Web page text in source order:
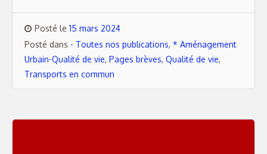
Posté le 15 mars 2024
Posté dans - Toutes nos publications, * Aménagement
Urbain-Qualité de vie, Pages brèves, Qualité de vie,
Transports en commun